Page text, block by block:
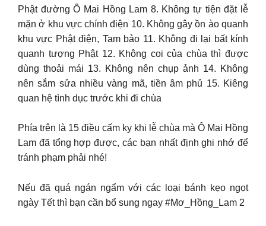
Phật đường Ô Mai Hồng Lam 8. Không tự tiện đặt lễ
mặn ở khu vực chính điện 10. Không gây ồn ào quanh
khu vực Phật điện, Tam bảo 11. Không đi lại bất kính
quanh tượng Phật 12. Không coi của chùa thì được
dùng thoải mái 13. Không nên chụp ảnh 14. Không
nên sắm sửa nhiều vàng mã, tiền âm phủ 15. Kiêng
quan hệ tình dục trước khi đi chùa
Phía trên là 15 điều cấm kỵ khi lễ chùa mà Ô Mai Hồng
Lam đã tổng hợp được, các bạn nhất định ghi nhớ để
tránh phạm phải nhé!
Nếu đã quá ngán ngẩm với các loại bánh kẹo ngọt
ngày Tết thì bạn cần bổ sung ngay #Mơ_Hồng_Lam 2